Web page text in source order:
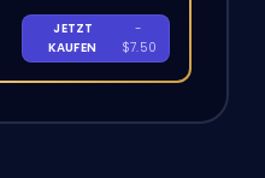
JETZT
KAUFEN
-
$7.50